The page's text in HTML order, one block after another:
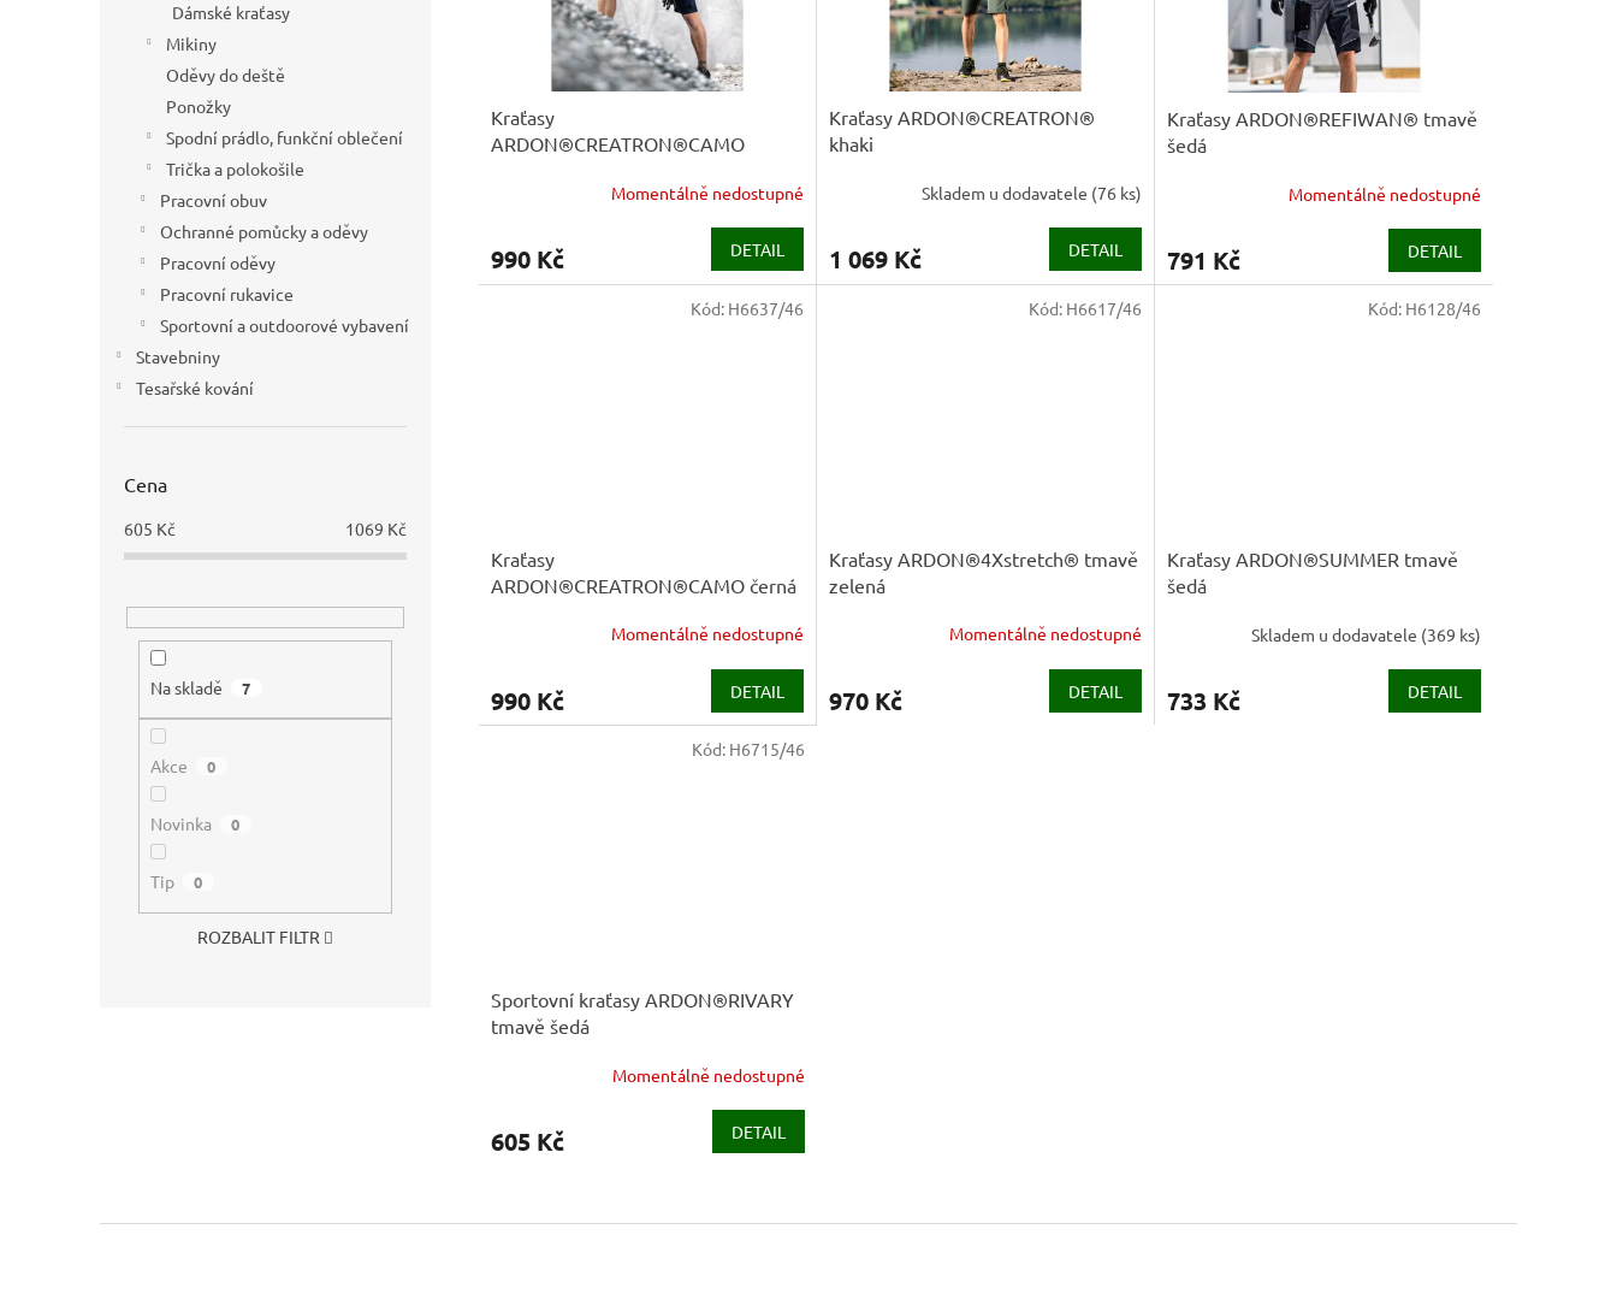
Dámské kraťasy
Mikiny
Oděvy do deště
Ponožky
Spodní prádlo, funkční oblečení
Trička a polokošile
Pracovní obuv
Ochranné pomůcky a oděvy
Pracovní oděvy
Pracovní rukavice
Sportovní a outdoorové vybavení
Stavebniny
Tesařské kování
Cena
605 Kč 1069 Kč
Na skladě 7
Akce 0
Novinka 0
Tip 0
ROZBALIT FILTR
Kraťasy
ARDON®CREATRON®CAMO
Momentálně nedostupné
990 Kč DETAIL
Kraťasy ARDON®CREATRON®
khaki
Skladem u dodavatele (76 ks)
1 069 Kč DETAIL
Kraťasy ARDON®REFIWAN® tmavě
šedá
Momentálně nedostupné
791 Kč DETAIL
Kraťasy
ARDON®CREATRON®CAMO černá
Momentálně nedostupné
990 Kč DETAIL
Kód: H6637/46
Kraťasy ARDON®4Xstretch® tmavě
zelená
Momentálně nedostupné
970 Kč DETAIL
Kód: H6617/46
Kraťasy ARDON®SUMMER tmavě
šedá
Skladem u dodavatele (369 ks)
733 Kč DETAIL
Kód: H6128/46
Sportovní kraťasy ARDON®RIVARY
tmavě šedá
Momentálně nedostupné
605 Kč DETAIL
Kód: H6715/46
v